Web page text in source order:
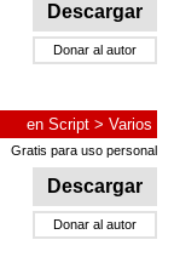
Descargar
Donar al autor
en Script > Varios
Gratis para uso personal
Descargar
Donar al autor